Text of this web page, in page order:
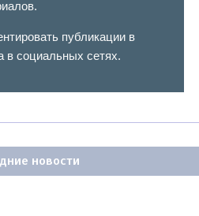
публикации в
в социальных сетях.
новости